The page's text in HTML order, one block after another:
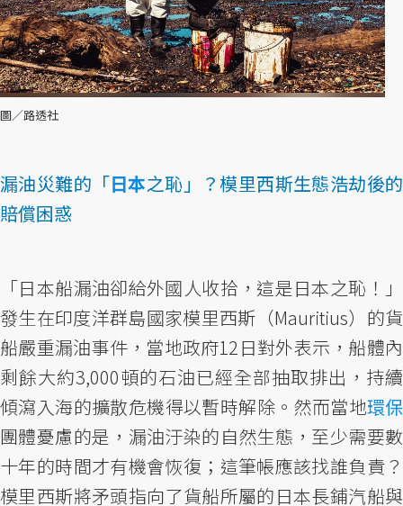
圖／路透社
漏油災難的「日本之恥」？模里西斯生態浩劫後的
賠償困惑
「日本船漏油卻給外國人收拾，這是日本之恥！」
發生在印度洋群島國家模里西斯（Mauritius）的貨
船嚴重漏油事件，當地政府12日對外表示，船體內
剩餘大約3,000頓的石油已經全部抽取排出，持續
傾瀉入海的擴散危機得以暫時解除。然而當地環保
團體憂慮的是，漏油汙染的自然生態，至少需要數
十年的時間才有機會恢復；這筆帳應該找誰負責？
模里西斯將矛頭指向了貨船所屬的日本長鋪汽船與